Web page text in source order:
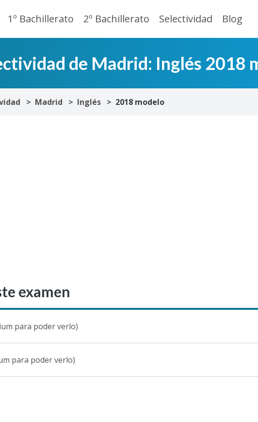
1º Bachillerato 2º Bachillerato Selectividad Blog
de Madrid: Inglés 2018
Madrid Inglés 2018 modelo
examen
para poder verlo)
para poder verlo)